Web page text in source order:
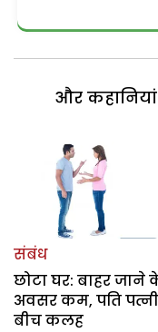
और
संबंध
छोटा घर: बाहर जाने
अवसर कम, पति
बीच कलह